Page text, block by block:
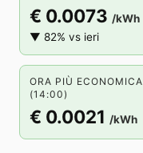
€ 0.0073 /kWh
▼ 82% vs ieri
ORA PIÙ ECONOMICA
(14:00)
€ 0.0021 /kWh